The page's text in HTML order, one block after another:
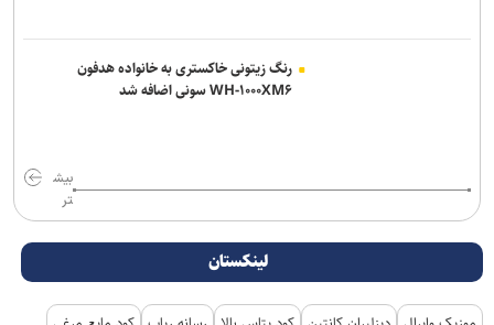
رنگ زیتونی خاکستری به خانواده هدفون
WH-۱۰۰۰XM۶ سونی اضافه شد
بیش
تر
لینکستان